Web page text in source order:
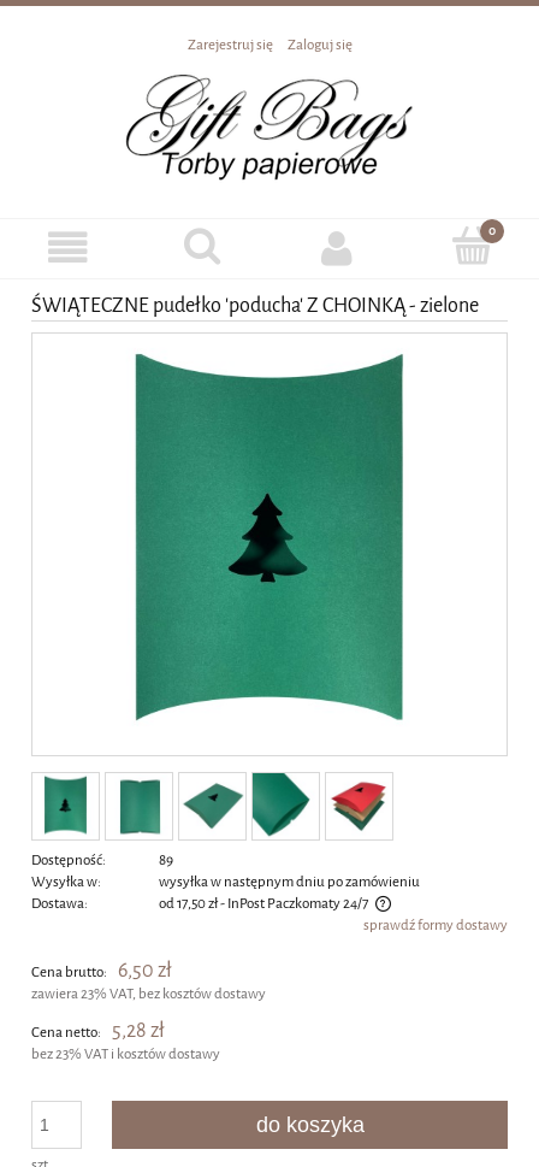
Zarejestruj się Zaloguj się
ŚWIĄTECZNE pudełko 'poducha' Z CHOINKĄ - zielone
Dostępność:
89
Wysyłka w:
wysyłka w następnym dniu po zamówieniu
Dostawa:
od 17,50 zł- InPost Paczkomaty 24/7
sprawdź formy dostawy
Cena brutto: 6,50 zł
zawiera 23% VAT, bez kosztów dostawy
Cena netto:
5,28 zł
bez 23% VAT i kosztów dostawy
do koszyka